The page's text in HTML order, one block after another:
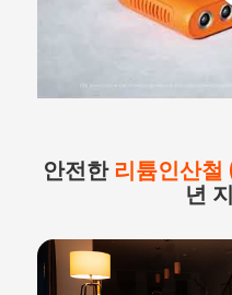
안전한 리튬인산
년